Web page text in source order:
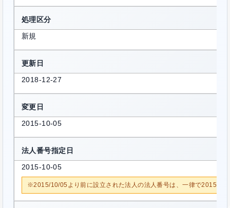
処理区分
新規
更新日
2018-12-27
変更日
2015-10-05
法人番号指定日
2015-10-05
※2015/10/05より前に設立された法人の法人番号は、一律で2015/10/